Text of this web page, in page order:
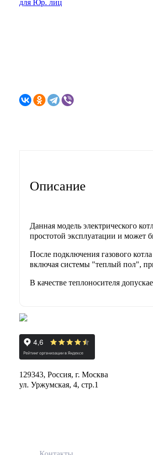
для Юр. лиц
Описание
Данная модель электрического
простотой эксплуатации и может
После подключения газового
включая системы "теплый пол",
В качестве теплоносителя
129343, Россия, г. Москва
ул. Уржумская, 4, стр.1